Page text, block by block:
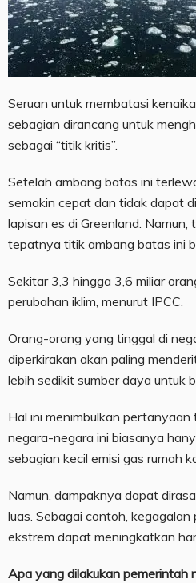
Seruan untuk membatasi
sebagian dirancang untuk
sebagai “titik kritis”.
Setelah ambang batas ini
semakin cepat dan tidak dapat
lapisan es di Greenland. Namun,
tepatnya titik ambang batas ini
Sekitar 3,3 hingga 3,6 miliar
perubahan iklim, menurut IPCC.
Orang-orang yang tinggal di
diperkirakan akan paling
lebih sedikit sumber daya untuk
Hal ini menimbulkan
negara-negara ini biasanya
sebagian kecil emisi gas rumah
Namun, dampaknya dapat
luas. Sebagai contoh,
ekstrem dapat meningkatkan
Apa yang dilakukan pemerintah